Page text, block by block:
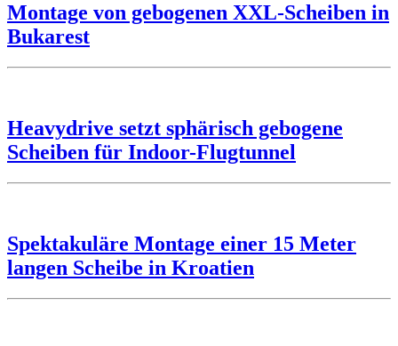
Montage von gebogenen XXL-Scheiben in
Bukarest
Heavydrive setzt sphärisch gebogene
Scheiben für Indoor-Flugtunnel
Spektakuläre Montage einer 15 Meter
langen Scheibe in Kroatien